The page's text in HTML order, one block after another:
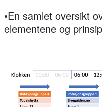
•En samlet oversikt
elementene og